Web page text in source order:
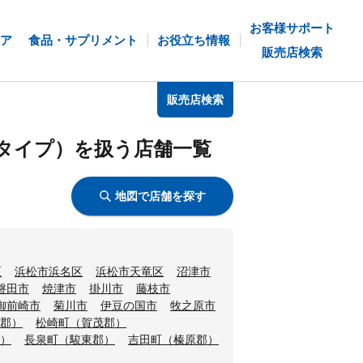
食品・サプリメント お役立ち情報
お客様サポート
販売店検索
販売店検索
イプ）を扱う店舗一覧
地図で店舗を探す
浜松市浜名区 浜松市天竜区
沼津市
田市 焼津市 掛川市
藤枝市
前崎市 菊川市 伊豆の国市
牧之原市
）
松崎町（賀茂郡）
長泉町（駿東郡）
吉田町（榛原郡）